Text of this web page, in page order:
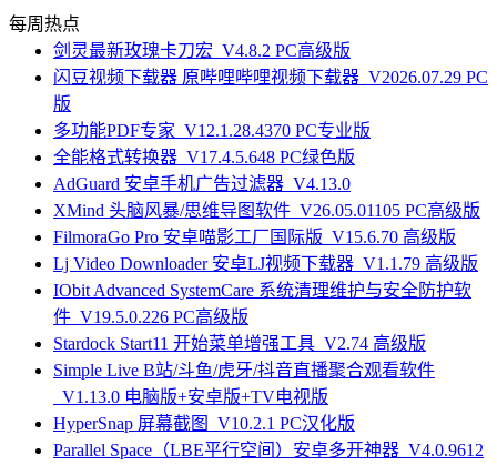
每周热点
剑灵最新玫瑰卡刀宏_V4.8.2 PC高级版
闪豆视频下载器 原哔哩哔哩视频下载器_V2026.07.29 PC
版
多功能PDF专家_V12.1.28.4370 PC专业版
全能格式转换器_V17.4.5.648 PC绿色版
AdGuard 安卓手机广告过滤器_V4.13.0
XMind 头脑风暴/思维导图软件_V26.05.01105 PC高级版
FilmoraGo Pro 安卓喵影工厂国际版_V15.6.70 高级版
Lj Video Downloader 安卓LJ视频下载器_V1.1.79 高级版
IObit Advanced SystemCare 系统清理维护与安全防护软
件_V19.5.0.226 PC高级版
Stardock Start11 开始菜单增强工具_V2.74 高级版
Simple Live B站/斗鱼/虎牙/抖音直播聚合观看软件
_V1.13.0 电脑版+安卓版+TV电视版
HyperSnap 屏幕截图_V10.2.1 PC汉化版
Parallel Space（LBE平行空间）安卓多开神器_V4.0.9612